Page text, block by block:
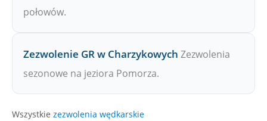
połowów.
Zezwolenie GR w Charzykowych Zezwolenia
sezonowe na jeziora Pomorza.
Wszystkie zezwolenia wędkarskie